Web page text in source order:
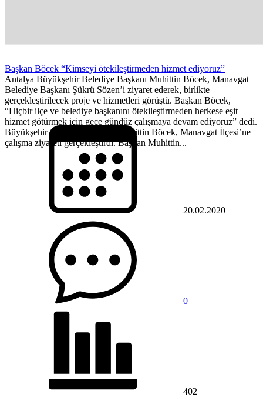
Başkan Böcek “Kimseyi ötekileştirmeden hizmet ediyoruz”
Antalya Büyükşehir Belediye Başkanı Muhittin Böcek, Manavgat
Belediye Başkanı Şükrü Sözen’i ziyaret ederek, birlikte
gerçekleştirilecek proje ve hizmetleri görüştü. Başkan Böcek,
“Hiçbir ilçe ve belediye başkanını ötekileştirmeden herkese eşit
hizmet götürmek için gece gündüz çalışmaya devam ediyoruz” dedi.
Büyükşehir Belediye Başkanı Muhittin Böcek, Manavgat İlçesi’ne
çalışma ziyareti gerçekleştirdi. Başkan Muhittin...
20.02.2020
0
402